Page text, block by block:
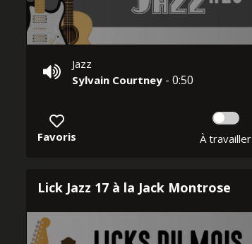
Jazz
Sylvain Courtney - 0:50
Favoris À travailler
Lick Jazz 17 à la Jack Montrose